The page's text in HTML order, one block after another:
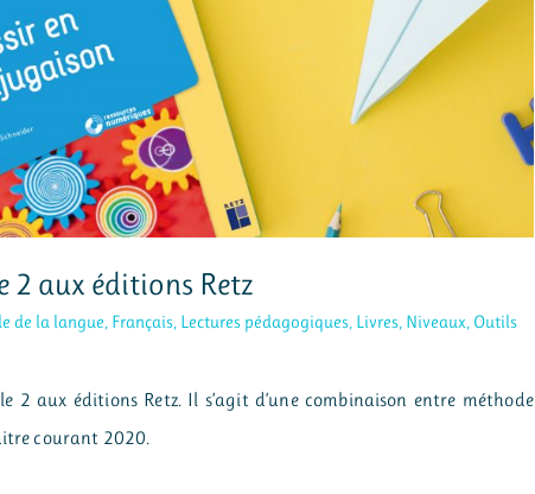
2 aux éditions Retz
de la langue, Français, Lectures pédagogiques, Livres, Niveaux, Outils
2 aux éditions Retz. Il s’agit d’une combinaison entre méthode
courant 2020.